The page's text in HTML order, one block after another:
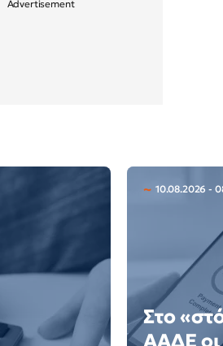
10.08.2026 -
Στο
ΑΑΔΕ οι